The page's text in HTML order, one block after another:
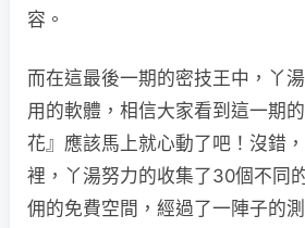
容。
而在這最後一期的密技王中，丫
用的軟體，相信大家看到這一期
花』應該馬上就心動了吧！沒錯
裡，丫湯努力的收集了30個不同
佣的免費空間，經過了一陣子的